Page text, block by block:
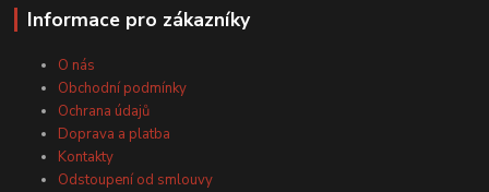
Informace pro zákazníky
O nás
Obchodní podmínky
Ochrana údajů
Doprava a platba
Kontakty
Odstoupení od smlouvy